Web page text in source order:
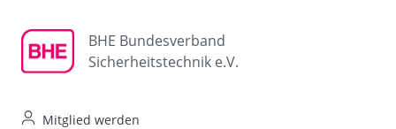
BHE Bundesverband
Sicherheitstechnik e.V.
Mitglied werden